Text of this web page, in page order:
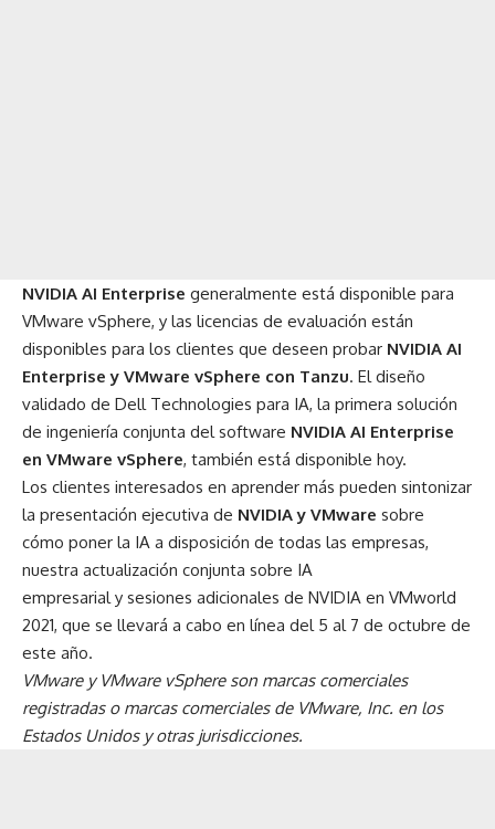
NVIDIA AI Enterprise generalmente está disponible para
VMware vSphere, y las licencias de evaluación están
disponibles para los clientes que deseen probar NVIDIA AI
Enterprise y VMware vSphere con Tanzu. El diseño
validado de Dell Technologies para IA, la primera solución
de ingeniería conjunta del software NVIDIA AI Enterprise
en VMware vSphere, también está disponible hoy.
Los clientes interesados ​​en aprender más pueden sintonizar
la presentación ejecutiva de NVIDIA y VMware sobre
cómo poner la IA a disposición de todas las empresas,
nuestra actualización conjunta sobre IA
empresarial y sesiones adicionales de NVIDIA en VMworld
2021, que se llevará a cabo en línea del 5 al 7 de octubre de
este año.
VMware y VMware vSphere son marcas comerciales
registradas o marcas comerciales de VMware, Inc. en los
Estados Unidos y otras jurisdicciones.